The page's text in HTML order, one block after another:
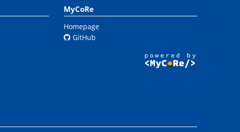
MyCoRe
Homepage
GitHub